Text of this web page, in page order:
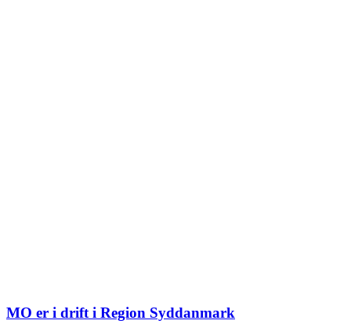
MO er i drift i Region Syddanmark